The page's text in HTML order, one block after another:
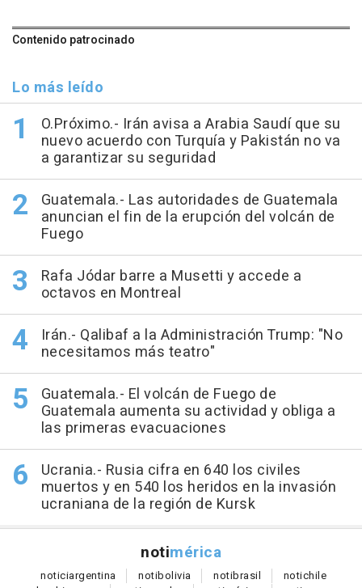
Contenido patrocinado
Lo más leído
O.Próximo.- Irán avisa a Arabia Saudí que su
nuevo acuerdo con Turquía y Pakistán no va
a garantizar su seguridad
Guatemala.- Las autoridades de Guatemala
anuncian el fin de la erupción del volcán de
Fuego
Rafa Jódar barre a Musetti y accede a
octavos en Montreal
Irán.- Qalibaf a la Administración Trump: "No
necesitamos más teatro"
Guatemala.- El volcán de Fuego de
Guatemala aumenta su actividad y obliga a
las primeras evacuaciones
Ucrania.- Rusia cifra en 640 los civiles
muertos y en 540 los heridos en la invasión
ucraniana de la región de Kursk
notimérica
noticiargentina notibolivia notibrasil notichile